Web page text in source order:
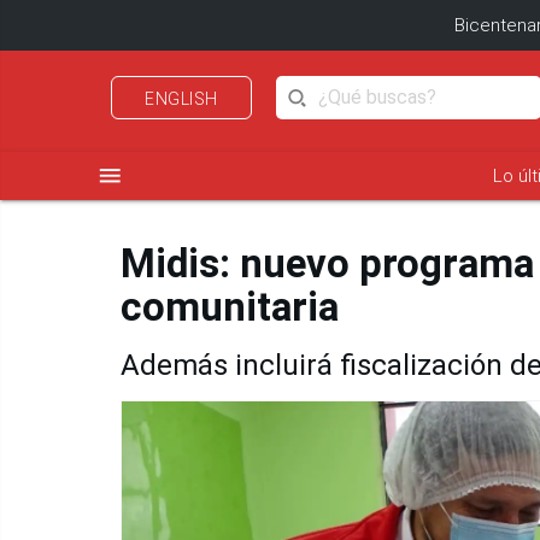
ENGLISH
menu Lo
Midis: nuevo
comunitaria
Además incluirá fiscalización